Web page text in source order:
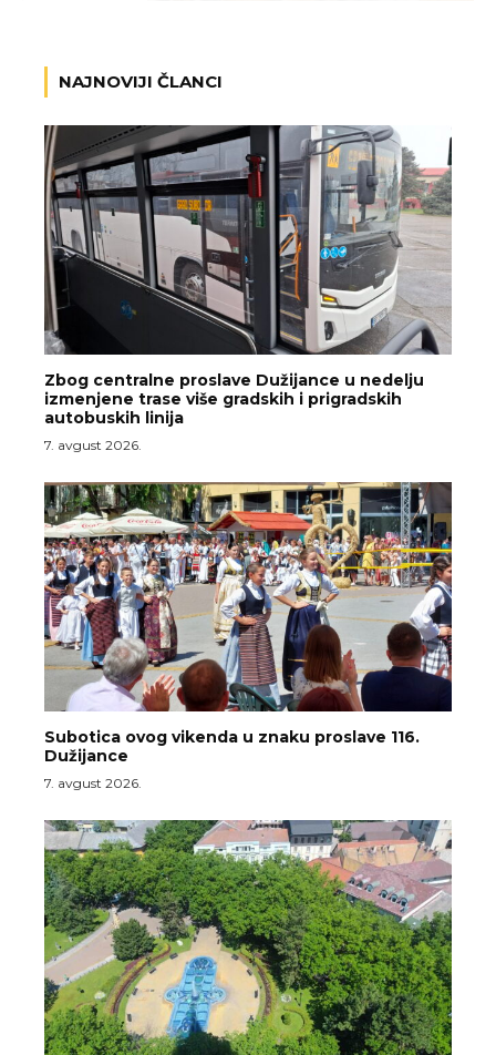
NAJNOVIJI ČLANCI
Zbog centralne proslave Dužijance u nedelju
izmenjene trase više gradskih i prigradskih
autobuskih linija
7. avgust 2026.
Subotica ovog vikenda u znaku proslave 116.
Dužijance
7. avgust 2026.